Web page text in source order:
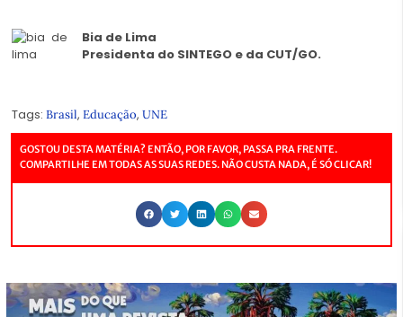
Bia de Lima
Presidenta do SINTEGO e da CUT/GO.
Tags: Brasil, Educação, UNE
GOSTOU DESTA MATÉRIA? ENTÃO, POR FAVOR, PASSA PRA FRENTE.
COMPARTILHE EM TODAS AS SUAS REDES. NÃO CUSTA NADA, É SÓ CLICAR!